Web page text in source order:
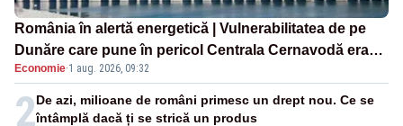
România în alertă energetică | Vulnerabilitatea de pe
Dunăre care pune în pericol Centrala Cernavodă era
cunoscută de pe vremea lui Ceaușescu
Economie·1 aug. 2026, 09:32
2De azi, milioane de români primesc un drept nou. Ce se
întâmplă dacă ți se strică un produs